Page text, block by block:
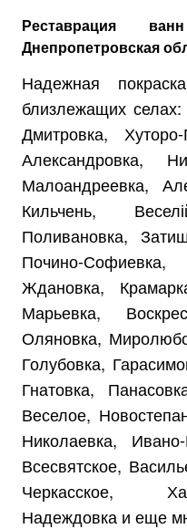
Реставрация
Днепропетровская
Надежная
близлежащих
Дмитровка,
Александровка,
Малоандреевка,
Кильчень,
Поливановка,
Почино-
Ждановка,
Марьевка,
Оляновка,
Голубовка,
Гнатовка,
Веселое,
Николаевка,
Всесвятское,
Черкасское,
Надеждовка и еще